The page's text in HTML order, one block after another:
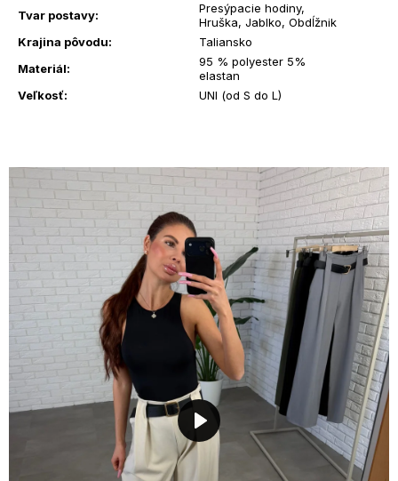
Tvar postavy:
Presýpacie hodiny,
Hruška, Jablko, Obdĺžnik
Krajina pôvodu:
Taliansko
Materiál:
95 % polyester 5%
elastan
Veľkosť: UNI (od S do L)
Play
m